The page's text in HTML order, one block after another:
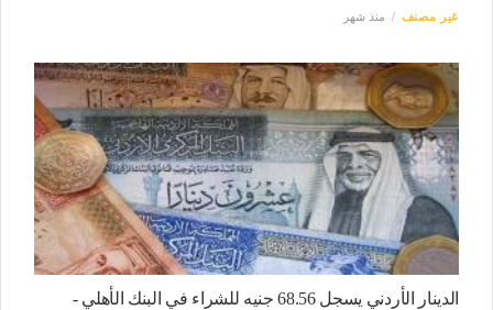
غير مصنف منذ شهر
الدينار الأردني يسجل 68.56 جنيه للشراء في البنك الأهلي -